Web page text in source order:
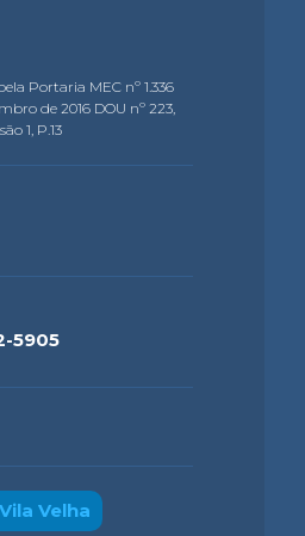
Portaria MEC nº 1.336
de 2016 DOU nº 223,
1, P.13
5905
Vila Velha